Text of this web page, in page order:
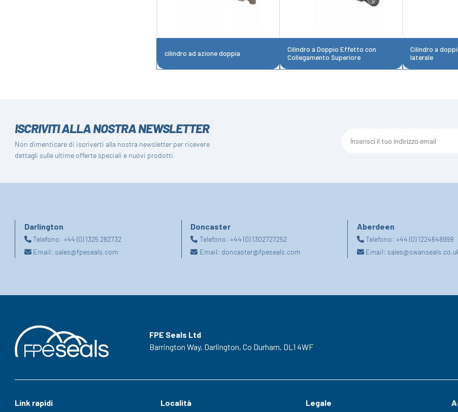
cilindro ad azione doppia
Cilindro a Doppio Effetto con
Collegamento Superiore
Cilindro a
laterale
ISCRIVITI ALLA NOSTRA NEWSLETTER
Non dimenticare di iscriverti alla nostra newsletter per ricevere
dettagli sulle ultime offerte speciali e nuovi prodotti.
Darlington
Telefono:+44 (0) 1325 282732
Email: sales@fpeseals.com
Doncaster
Telefono: +44 (0) 1302727252
Email: doncaster@fpeseals.com
Aberdeen
Telefono: +44 (0) 1224648999
Email:
FPE Seals Ltd
Barrington Way, Darlington, Co Durham, DL1 4WF
Link rapidi Località Legale